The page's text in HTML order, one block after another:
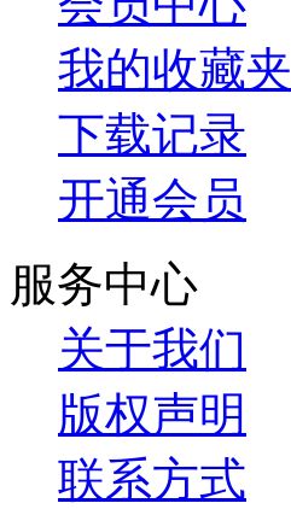
我的收藏夹
下载记录
开通会员
服务中心
关于我们
版权声明
联系方式